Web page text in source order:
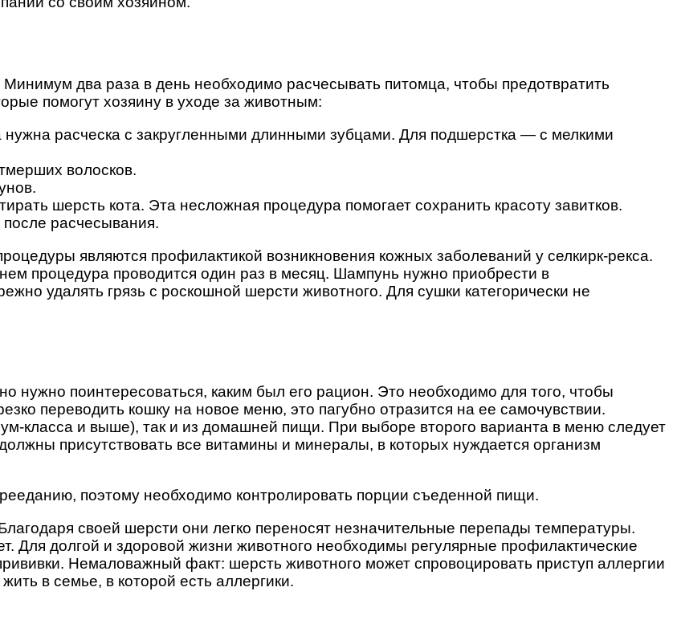
два раза в день необходимо расчесывать питомца, чтобы предотвратить
помогут хозяину в уходе за животным:
нужна расческа с закругленными длинными зубцами. Для подшерстка — с мелкими
волосков.
шерсть кота. Эта несложная процедура помогает сохранить красоту завитков.
расчесывания.
являются профилактикой возникновения кожных заболеваний у селкирк-рекса.
процедура проводится один раз в месяц. Шампунь нужно приобрести в
удалять грязь с роскошной шерсти животного. Для сушки категорически не
нужно поинтересоваться, каким был его рацион. Это необходимо для того, чтобы
переводить кошку на новое меню, это пагубно отразится на ее самочувствии.
класса и выше), так и из домашней пищи. При выборе второго варианта в меню следует
присутствовать все витамины и минералы, в которых нуждается организм
поэтому необходимо контролировать порции съеденной пищи.
своей шерсти они легко переносят незначительные перепады температуры.
Для долгой и здоровой жизни животного необходимы регулярные профилактические
Немаловажный факт: шерсть животного может спровоцировать приступ аллергии
в семье, в которой есть аллергики.